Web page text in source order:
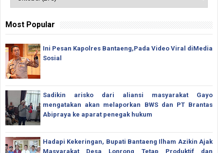
Most Popular
Ini Pesan Kapolres Bantaeng,Pada Video Viral diMedia
Sosial
Sadikin arisko dari aliansi masyarakat Gayo
mengatakan akan melaporkan BWS dan PT Brantas
Abipraya ke aparat penegak hukum
Hadapi Kekeringan, Bupati Bantaeng Ilham Azikin Ajak
Masyarakat Desa Lonrong Tetap Produktif dan